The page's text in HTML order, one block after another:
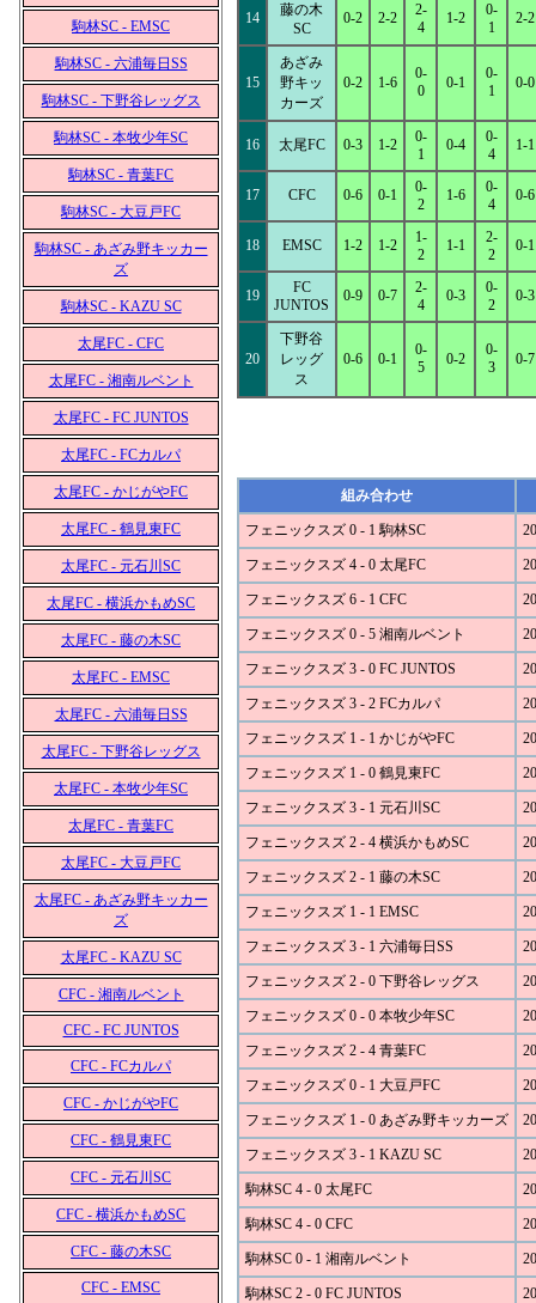
駒林SC - EMSC
駒林SC - 六浦毎日SS
駒林SC - 下野谷レッグス
駒林SC - 本牧少年SC
駒林SC - 青葉FC
駒林SC - 大豆戸FC
駒林SC - あざみ野キッカー
ズ
駒林SC - KAZU SC
太尾FC - CFC
太尾FC - 湘南ルベント
太尾FC - FC JUNTOS
太尾FC - FCカルパ
太尾FC - かじがやFC
太尾FC - 鶴見東FC
太尾FC - 元石川SC
太尾FC - 横浜かもめSC
太尾FC - 藤の木SC
太尾FC - EMSC
太尾FC - 六浦毎日SS
太尾FC - 下野谷レッグス
太尾FC - 本牧少年SC
太尾FC - 青葉FC
太尾FC - 大豆戸FC
太尾FC - あざみ野キッカー
ズ
太尾FC - KAZU SC
CFC - 湘南ルベント
CFC - FC JUNTOS
CFC - FCカルパ
CFC - かじがやFC
CFC - 鶴見東FC
CFC - 元石川SC
CFC - 横浜かもめSC
CFC - 藤の木SC
CFC - EMSC
14
藤の木
SC
0-2 2-2
2-
4
1-2
0-
1
2-2
15
あざみ
野キッ
カーズ
0-2 1-6
0-
0
0-1
0-
1
0-0
16 太尾FC 0-3 1-2
0-
1
0-4
0-
4
1-1
17 CFC 0-6 0-1
0-
2
1-6
0-
4
0-6
18 EMSC 1-2 1-2
1-
2
1-1
2-
2
0-1
19
FC
JUNTOS
0-9 0-7
2-
4
0-3
0-
2
0-3
20
下野谷
レッグ
ス
0-6 0-1
0-
5
0-2
0-
3
0-7
組み合わせ
フェニックスズ 0 - 1 駒林SC
フェニックスズ 4 - 0 太尾FC
フェニックスズ 6 - 1 CFC
フェニックスズ 0 - 5 湘南ルベント
フェニックスズ 3 - 0 FC JUNTOS
フェニックスズ 3 - 2 FCカルパ
フェニックスズ 1 - 1 かじがやFC
フェニックスズ 1 - 0 鶴見東FC
フェニックスズ 3 - 1 元石川SC
フェニックスズ 2 - 4 横浜かもめSC
フェニックスズ 2 - 1 藤の木SC
フェニックスズ 1 - 1 EMSC
フェニックスズ 3 - 1 六浦毎日SS
フェニックスズ 2 - 0 下野谷レッグス
フェニックスズ 0 - 0 本牧少年SC
フェニックスズ 2 - 4 青葉FC
フェニックスズ 0 - 1 大豆戸FC
フェニックスズ 1 - 0 あざみ野キッカーズ
フェニックスズ 3 - 1 KAZU SC
駒林SC 4 - 0 太尾FC
駒林SC 4 - 0 CFC
駒林SC 0 - 1 湘南ルベント
駒林SC 2 - 0 FC JUNTOS